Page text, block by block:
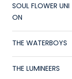
SOUL FLOWER UNI
ON
THE WATERBOYS
THE LUMINEERS